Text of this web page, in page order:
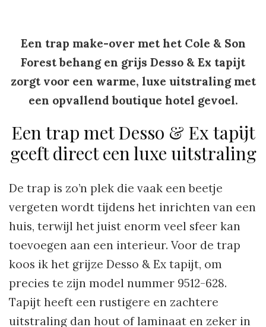
Een trap make-over met het Cole & Son
Forest behang en grijs Desso & Ex tapijt
zorgt voor een warme, luxe uitstraling met
een opvallend boutique hotel gevoel.
Een trap met Desso & Ex tapijt
geeft direct een luxe uitstraling
De trap is zo’n plek die vaak een beetje
vergeten wordt tijdens het inrichten van een
huis, terwijl het juist enorm veel sfeer kan
toevoegen aan een interieur. Voor de trap
koos ik het grijze Desso & Ex tapijt, om
precies te zijn model nummer 9512-628.
Tapijt heeft een rustigere en zachtere
uitstraling dan hout of laminaat en zeker in